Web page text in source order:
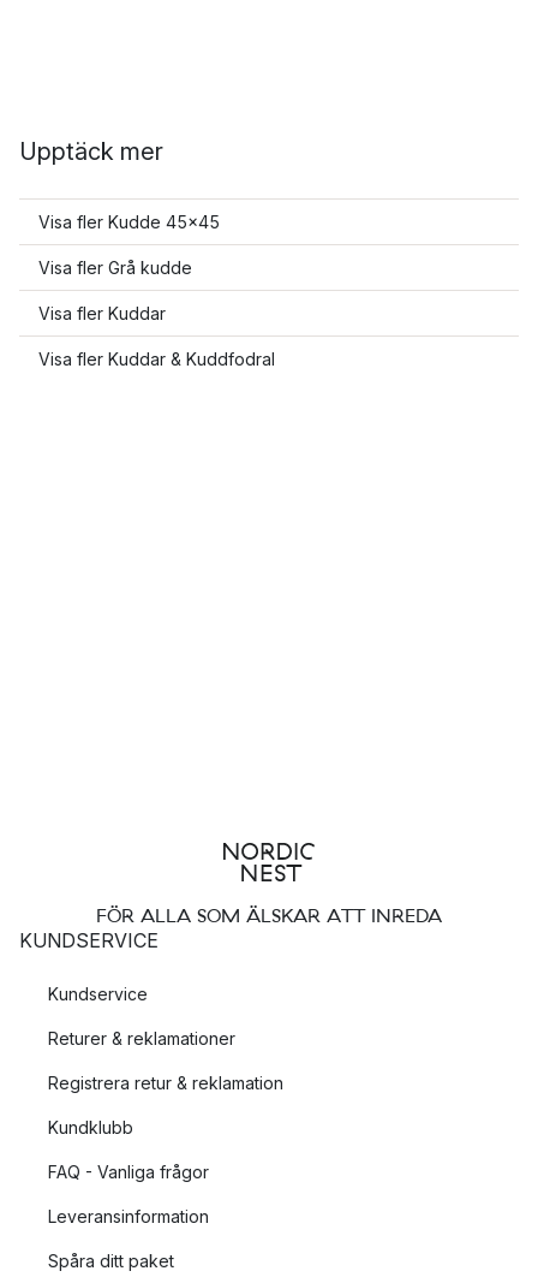
Upptäck mer
Visa fler Kudde 45x45
Visa fler Grå kudde
Visa fler Kuddar
Visa fler Kuddar & Kuddfodral
FÖR ALLA SOM ÄLSKAR ATT INREDA
KUNDSERVICE
Kundservice
Returer & reklamationer
Registrera retur & reklamation
Kundklubb
FAQ - Vanliga frågor
Leveransinformation
Spåra ditt paket